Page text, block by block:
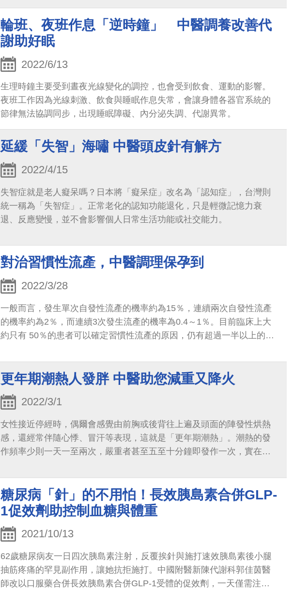
會形成巧克力囊腫，影響約5～15％的育齡婦女和高達35...
輪班、夜班作息「逆時鐘」 中醫調養改善代
謝助好眠
2022/6/13
生理時鐘主要受到晝夜光線變化的調控，也會受到飲食、運動的影響。
夜班工作因為光線刺激、飲食與睡眠作息失常，會讓身體各器官系統的
節律無法協調同步，出現睡眠障礙、內分泌失調、代謝異常。
延緩「失智」海嘯 中醫頭皮針有解方
2022/4/15
失智症就是老人癡呆嗎？日本將「癡呆症」改名為「認知症」，台灣則
統一稱為「失智症」。正常老化的認知功能退化，只是輕微記憶力衰
退、反應變慢，並不會影響個人日常生活功能或社交能力。
對治習慣性流產，中醫調理保孕到
2022/3/28
一般而言，發生單次自發性流產的機率約為15％，連續兩次自發性流產
的機率約為2％，而連續3次發生流產的機率為0.4～1％。目前臨床上大
約只有 50％的患者可以確定習慣性流產的原因，仍有超過一半以上的習
響。
更年期潮熱人發胖 中醫助您減重又降火
2022/3/1
女性接近停經時，偶爾會感覺由前胸或後背往上遍及頭面的陣發性烘熱
感，還經常伴隨心悸、冒汗等表現，這就是「更年期潮熱」。潮熱的發
作頻率少則一天一至兩次，嚴重者甚至五至十分鐘即發作一次，實在相
易引起中年發福，增加罹患三高慢性病、心血管疾病的風險。
糖尿病「針」的不用怕！長效胰島素合併GLP-
1促效劑助控制血糖與體重
2021/10/13
62歲糖尿病友一日四次胰島素注射，反覆挨針與施打速效胰島素後小腿
抽筋疼痛的罕見副作用，讓她抗拒施打。中國附醫新陳代謝科郭佳茵醫
師改以口服藥合併長效胰島素合併GLP-1受體的促效劑，一天僅需注射